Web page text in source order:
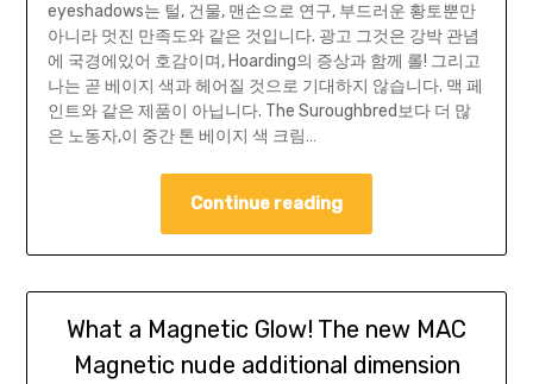
eyeshadows는 털, 건물, 맨손으로 연구, 부드러운 황토뿐만
아니라 멋진 만족도와 같은 것입니다. 광고 그것은 강박 관념
에 국경에있어 호감이며, Hoarding의 증상과 함께 롤! 그리고
나는 곧 베이지 색과 헤어질 것으로 기대하지 않습니다. 맥 페
인트와 같은 제품이 아닙니다. The Suroughbred보다 더 많
은 노동자,이 중간 톤 베이지 색 크림…
Continue reading
What a Magnetic Glow! The new MAC
Magnetic nude additional dimension